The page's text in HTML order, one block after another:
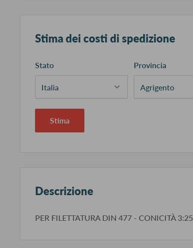
Stima dei costi di spedizione
Stato Provincia
Stima
Descrizione
PER FILETTATURA DIN 477 - CONICITÀ 3:25